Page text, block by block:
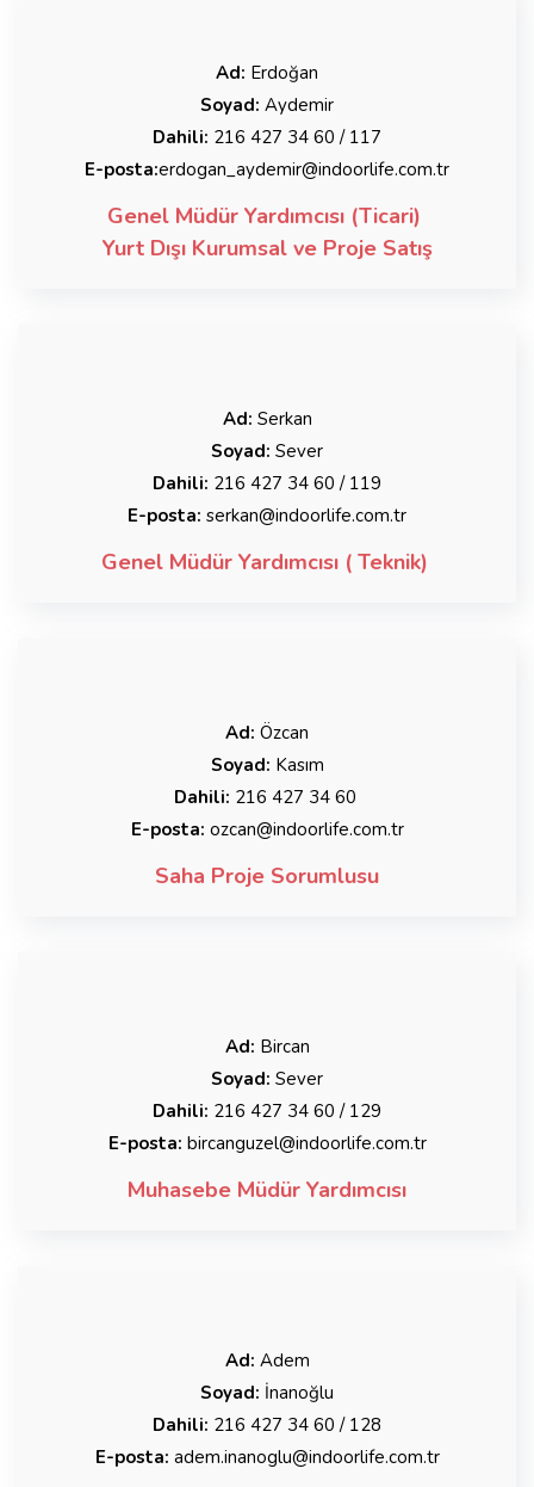
Ad: Erdoğan
Soyad: Aydemir
Dahili: 216 427 34 60 / 117
E-posta:erdogan_aydemir@indoorlife.com.tr
Genel Müdür Yardımcısı (Ticari)
Yurt Dışı Kurumsal ve Proje Satış
Ad: Serkan
Soyad: Sever
Dahili: 216 427 34 60 / 119
E-posta: serkan@indoorlife.com.tr
Genel Müdür Yardımcısı ( Teknik)
Ad: Özcan
Soyad: Kasım
Dahili: 216 427 34 60
E-posta: ozcan@indoorlife.com.tr
Saha Proje Sorumlusu
Ad: Bircan
Soyad: Sever
Dahili: 216 427 34 60 / 129
E-posta: bircanguzel@indoorlife.com.tr
Muhasebe Müdür Yardımcısı
Ad: Adem
Soyad: İnanoğlu
Dahili: 216 427 34 60 / 128
E-posta: adem.inanoglu@indoorlife.com.tr